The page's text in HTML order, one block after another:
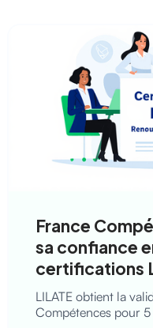
France
sa confiance
certifications
LILATE obtient la
Compétences pour